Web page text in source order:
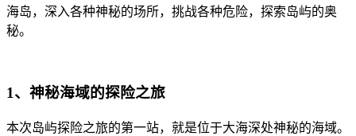
海岛，深入各种神秘的场所，挑战各种危险，探索岛屿的奥
秘。
1、神秘海域的探险之旅
本次岛屿探险之旅的第一站，就是位于大海深处神秘的海域。